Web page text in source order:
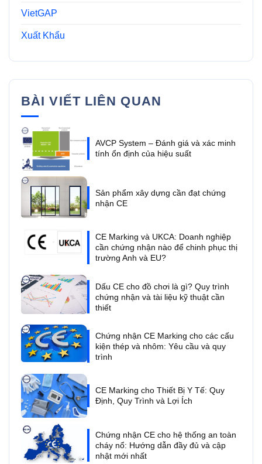
VietGAP
Xuất Khẩu
BÀI VIẾT LIÊN QUAN
AVCP System – Đánh giá và xác minh
tính ổn định của hiệu suất
Sản phẩm xây dựng cần đạt chứng
nhận CE
CE Marking và UKCA: Doanh nghiệp
cần chứng nhận nào để chinh phục thị
trường Anh và EU?
Dấu CE cho đồ chơi là gì? Quy trình
chứng nhận và tài liệu kỹ thuật cần
thiết
Chứng nhận CE Marking cho các cấu
kiện thép và nhôm: Yêu cầu và quy
trình
CE Marking cho Thiết Bị Y Tế: Quy
Định, Quy Trình và Lợi Ích
Chứng nhận CE cho hệ thống an toàn
cháy nổ: Hướng dẫn đầy đủ và cập
nhật mới nhất